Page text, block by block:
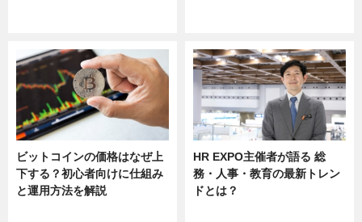
ビットコインの価格はなぜ上
下する？初心者向けに仕組み
と運用方法を解説
HR EXPO主催者が語る 総
務・人事・教育の最新トレン
ドとは？